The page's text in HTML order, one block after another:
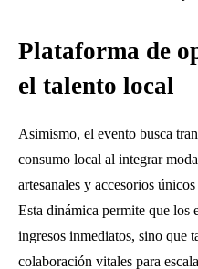
Plataforma de
el talento local
Asimismo, el evento busca
consumo local al integrar
artesanales y accesorios
Esta dinámica permite que los
ingresos inmediatos, sino que
colaboración vitales para